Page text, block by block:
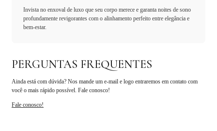
Invista no enxoval de luxo que seu corpo merece e garanta noites de sono
profundamente revigorantes com o alinhamento perfeito entre elegância e
bem-estar.
PERGUNTAS FREQUENTES
Ainda está com dúvida? Nos mande um e-mail e logo entraremos em contato com
você o mais rápido possível. Fale conosco!
Fale conosco!